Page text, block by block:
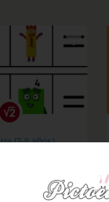
(7-8 años)